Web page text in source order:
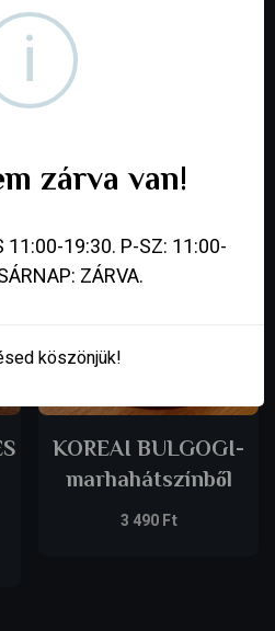
HOTTO MAKI BOX-
(ÚJ)sült sushi-18db
KOREAI BULGOGI-
marhahátszínből
3 490Ft
i
zárva van!
11:00-19:30. P-SZ: 11:00-
ZÁRVA.
köszönjük!